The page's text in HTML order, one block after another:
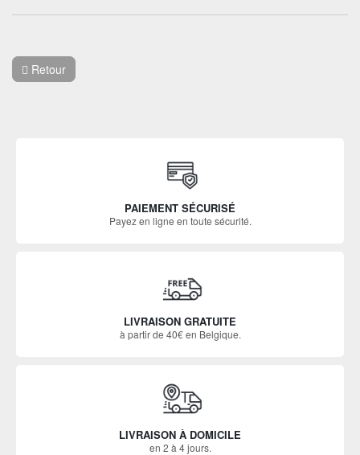
Retour
PAIEMENT SÉCURISÉ
Payez en ligne en toute sécurité.
LIVRAISON GRATUITE
à partir de 40€ en Belgique.
LIVRAISON À DOMICILE
en 2 à 4 jours.